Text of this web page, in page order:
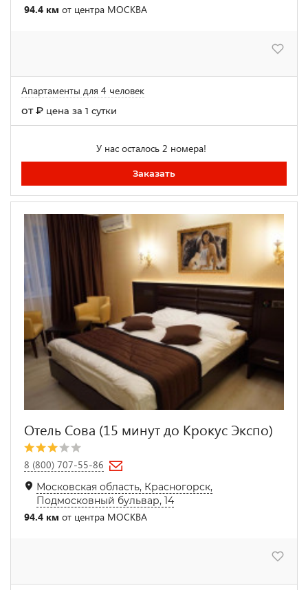
94.4 км от центра МОСКВА
Апартаменты для 4 человек
от₽ цена за 1 сутки
У нас осталось 2 номера!
Заказать
Отель Сова (15 минут до Крокус Экспо)
8 (800) 707-55-86
Московская область, Красногорск,
Подмосковный бульвар, 14
94.4 км от центра МОСКВА